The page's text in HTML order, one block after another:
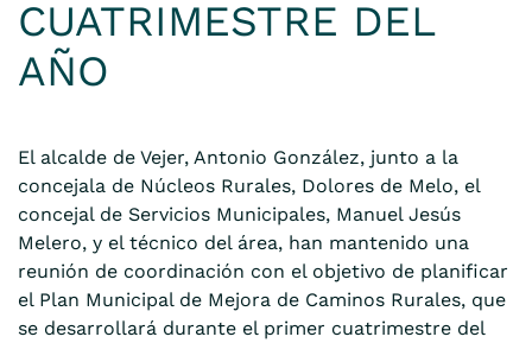
CUATRIMESTRE DEL
AÑO
El alcalde de Vejer, Antonio González, junto a la
concejala de Núcleos Rurales, Dolores de Melo, el
concejal de Servicios Municipales, Manuel Jesús
Melero, y el técnico del área, han mantenido una
reunión de coordinación con el objetivo de planificar
el Plan Municipal de Mejora de Caminos Rurales, que
se desarrollará durante el primer cuatrimestre del